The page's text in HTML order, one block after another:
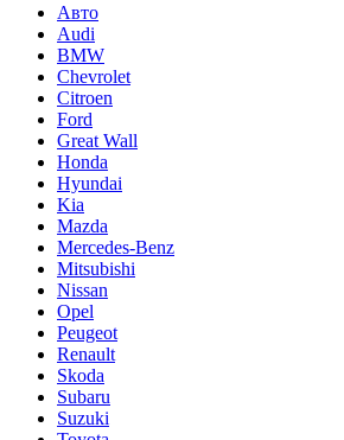
Авто
Audi
BMW
Chevrolet
Citroen
Ford
Great Wall
Honda
Hyundai
Kia
Mazda
Mercedes-Benz
Mitsubishi
Nissan
Opel
Peugeot
Renault
Skoda
Subaru
Suzuki